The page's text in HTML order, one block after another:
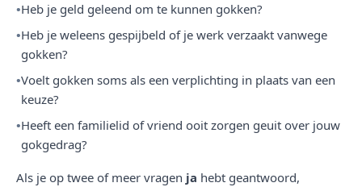
Heb je geld geleend om te kunnen gokken?
Heb je weleens gespijbeld of je werk verzaakt vanwege
gokken?
Voelt gokken soms als een verplichting in plaats van een
keuze?
Heeft een familielid of vriend ooit zorgen geuit over jouw
gokgedrag?
Als je op twee of meer vragen ja hebt geantwoord,